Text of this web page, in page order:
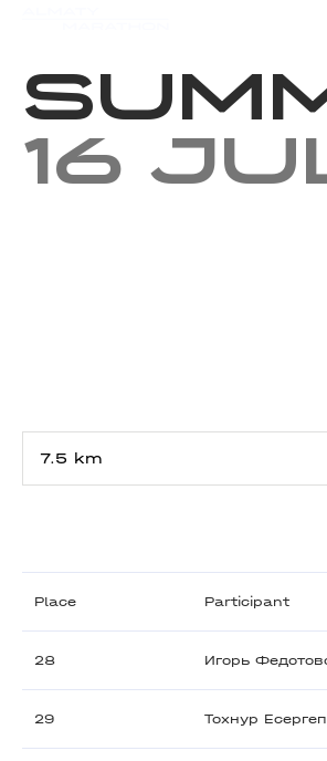
16
Place Participant
28 Игорь
29 Тохнур